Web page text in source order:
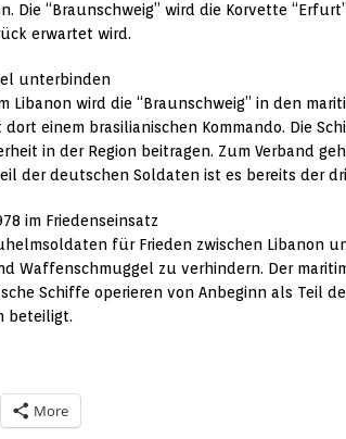
Die “Braunschweig” wird die Korvette
erwartet wird.
unterbinden
Libanon wird die “Braunschweig” in den
einem brasilianischen Kommando. Die
in der Region beitragen. Zum Verband
der deutschen Soldaten ist es bereits der
im Friedenseinsatz
für Frieden zwischen Libanon
Waffenschmuggel zu verhindern. Der
Schiffe operieren von Anbeginn als Teil
beteiligt.
More